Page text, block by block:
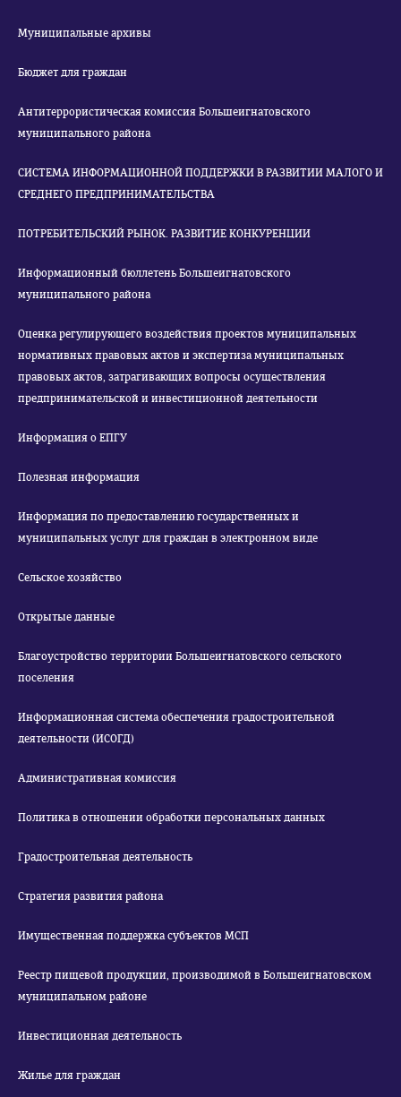
Муниципальные архивы
Бюджет для граждан
Антитеррористическая комиссия Большеигнатовского
муниципального района
СИСТЕМА ИНФОРМАЦИОННОЙ ПОДДЕРЖКИ В РАЗВИТИИ МАЛОГО И
СРЕДНЕГО ПРЕДПРИНИМАТЕЛЬСТВА
ПОТРЕБИТЕЛЬСКИЙ РЫНОК. РАЗВИТИЕ КОНКУРЕНЦИИ
Информационный бюллетень Большеигнатовского
муниципального района
Оценка регулирующего воздействия проектов муниципальных
нормативных правовых актов и экспертиза муниципальных
правовых актов, затрагивающих вопросы осуществления
предпринимательской и инвестиционной деятельности
Информация о ЕПГУ
Полезная информация
Информация по предоставлению государственных и
муниципальных услуг для граждан в электронном виде
Сельское хозяйство
Открытые данные
Благоустройство территории Большеигнатовского сельского
поселения
Информационная система обеспечения градостроительной
деятельности (ИСОГД)
Административная комиссия
Политика в отношении обработки персональных данных
Градостроительная деятельность
Стратегия развития района
Имущественная поддержка субъектов МСП
Реестр пищевой продукции, производимой в Большеигнатовском
муниципальном районе
Инвестиционная деятельность
Жилье для граждан